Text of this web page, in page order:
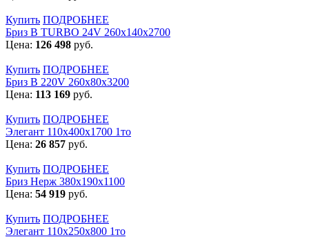
Купить ПОДРОБНЕЕ
Бриз В TURBO 24V 260х140х2700
Цена: 126 498 руб.
Купить ПОДРОБНЕЕ
Бриз В 220V 260x80x3200
Цена: 113 169 руб.
Купить ПОДРОБНЕЕ
Элегант 110x400x1700 1то
Цена: 26 857 руб.
Купить ПОДРОБНЕЕ
Бриз Нерж 380х190х1100
Цена: 54 919 руб.
Купить ПОДРОБНЕЕ
Элегант 110x250x800 1то